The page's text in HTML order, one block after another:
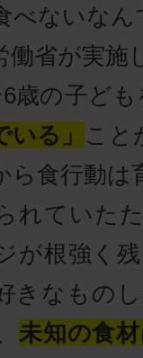
べないな
働省が実施
歳の子ど
る」 こと
ら食行動
れていた
が根強く
きなもの
未知の食